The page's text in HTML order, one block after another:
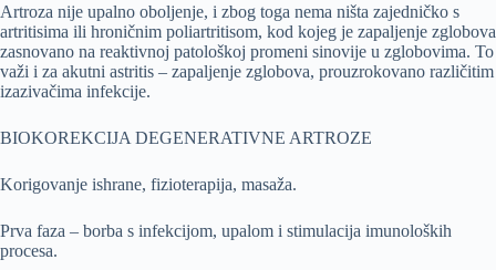
Artroza nije upalno oboljenje, i zbog toga nema ništa zajedničko s
artritisima ili hroničnim poliartritisom, kod kojeg je zapaljenje zglobova
zasnovano na reaktivnoj patološkoj promeni sinovije u zglobovima. To
važi i za akutni astritis – zapaljenje zglobova, prouzrokovano različitim
izazivačima infekcije.
BIOKOREKCIJA DEGENERATIVNE ARTROZE
Korigovanje ishrane, fizioterapija, masaža.
Prva faza – borba s infekcijom, upalom i stimulacija imunoloških
procesa.